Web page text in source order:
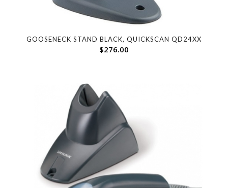
GOOSENECK STAND BLACK, QUICKSCAN QD24XX
$276.00